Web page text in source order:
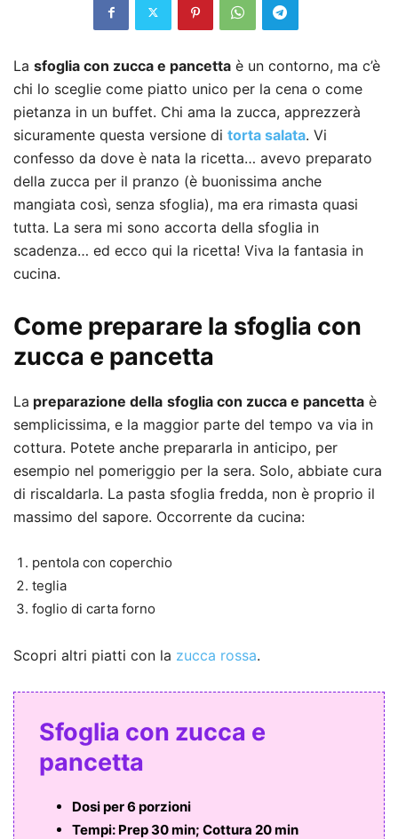
La sfoglia con zucca e pancetta è un contorno, ma c’è
chi lo sceglie come piatto unico per la cena o come
pietanza in un buffet. Chi ama la zucca, apprezzerà
sicuramente questa versione di torta salata. Vi
confesso da dove è nata la ricetta… avevo preparato
della zucca per il pranzo (è buonissima anche
mangiata così, senza sfoglia), ma era rimasta quasi
tutta. La sera mi sono accorta della sfoglia in
scadenza… ed ecco qui la ricetta! Viva la fantasia in
cucina.
Come preparare la sfoglia con
zucca e pancetta
La preparazione della sfoglia con zucca e pancetta è
semplicissima, e la maggior parte del tempo va via in
cottura. Potete anche prepararla in anticipo, per
esempio nel pomeriggio per la sera. Solo, abbiate cura
di riscaldarla. La pasta sfoglia fredda, non è proprio il
massimo del sapore. Occorrente da cucina:
pentola con coperchio
teglia
foglio di carta forno
Scopri altri piatti con la zucca rossa.
Sfoglia con zucca e
pancetta
Dosi per6 porzioni
Tempi: Prep 30 min; Cottura 20 min